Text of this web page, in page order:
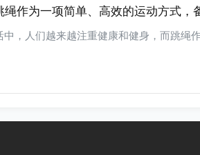
绳作为一项简单、高效的运动方式，
中，人们越来越注重健康和健身，而跳绳